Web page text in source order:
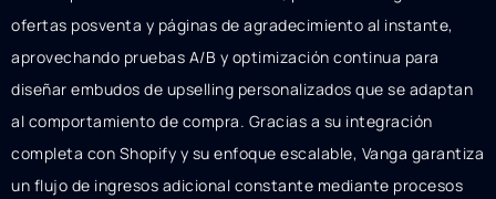
ofertas posventa y páginas de agradecimiento al instante,
aprovechando pruebas A/B y optimización continua para
diseñar embudos de upselling personalizados que se adaptan
al comportamiento de compra. Gracias a su integración
completa con Shopify y su enfoque escalable, Vanga garantiza
un flujo de ingresos adicional constante mediante procesos